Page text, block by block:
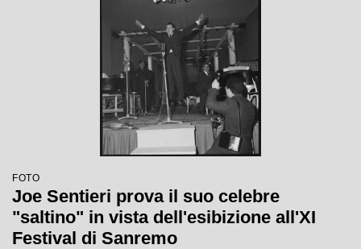
FOTO
Joe Sentieri prova il suo celebre
"saltino" in vista dell'esibizione all'XI
Festival di Sanremo